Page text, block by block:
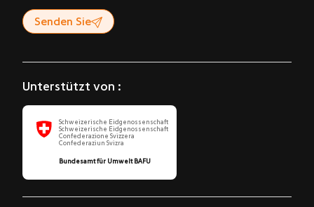
Senden Sie
Unterstützt von :
Schweizerische Eidgenossenschaft
Schweizerische Eidgenossenschaft
Confederazione Svizzera
Confederaziun Svizra
Bundesamt für Umwelt BAFU